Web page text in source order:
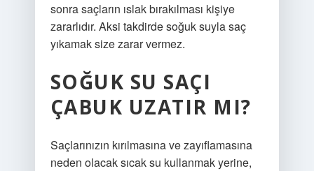
sonra saçların ıslak bırakılması kişiye
zararlıdır. Aksi takdirde soğuk suyla saç
yıkamak size zarar vermez.
SOĞUK SU SAÇI
ÇABUK UZATIR MI?
Saçlarınızın kırılmasına ve zayıflamasına
neden olacak sıcak su kullanmak yerine,